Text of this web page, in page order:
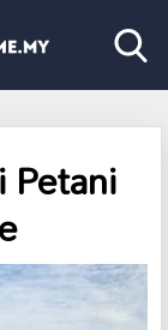
Petani